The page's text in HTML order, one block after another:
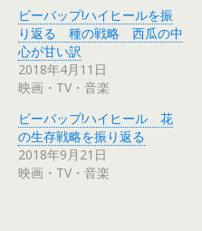
t
t
e
r
で
共
有
(
し
い
ウ
ィ
ン
ド
ウ
共
有
す
る
は
ク
リ
ク
し
て
く
だ
さ
い
ビーバップ!ハイヒールを振
り返る 種の戦略 西瓜の中
心が甘い訳
2018年4月11日
映画・TV・音楽
ビーバップ!ハイヒール 花
の生存戦略を振り返る
2018年9月21日
映画・TV・音楽